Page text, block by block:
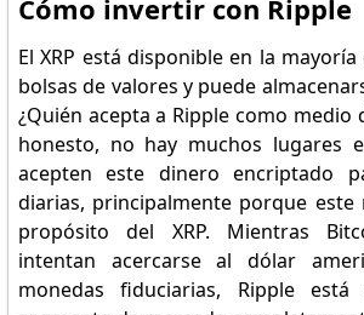
Cómo invertir con Ripple
El XRP está disponible en la
bolsas de valores y puede
¿Quién acepta a Ripple como medio
honesto, no hay muchos lugares
acepten este dinero encriptado
diarias, principalmente porque este
propósito del XRP. Mientras
intentan acercarse al dólar
monedas fiduciarias, Ripple